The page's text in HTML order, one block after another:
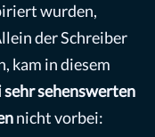
wurden,
der Schreiber
kam in diesem
sehr sehenswerten
nicht vorbei: